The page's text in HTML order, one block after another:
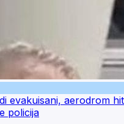
evakuisani, aerodrom
policija